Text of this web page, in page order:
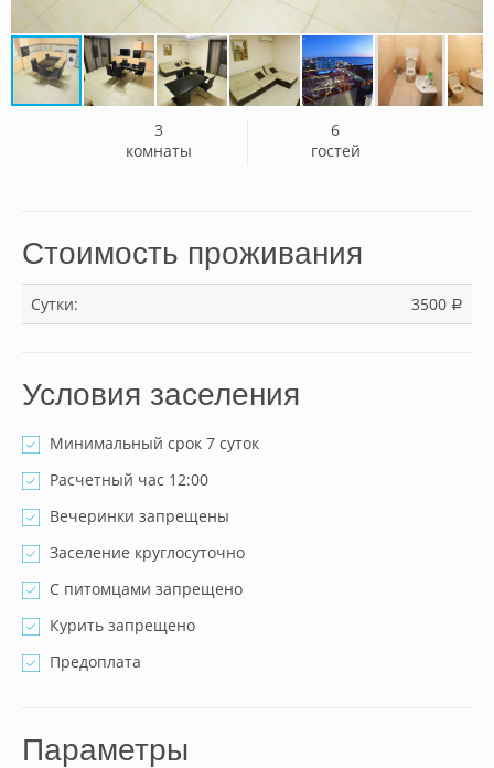
3
комнаты
6
гостей
Стоимость проживания
Сутки: 3500 a
Условия заселения
Минимальный срок 7 суток
Расчетный час 12:00
Вечеринки запрещены
Заселение круглосуточно
С питомцами запрещено
Курить запрещено
Предоплата
Параметры